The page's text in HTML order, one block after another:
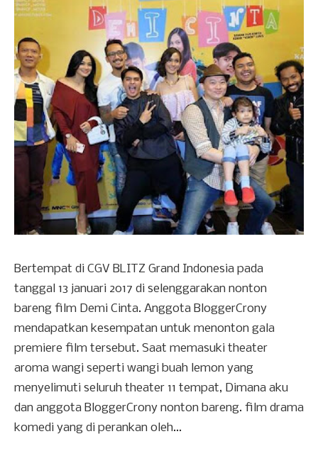
Bertempat di CGV BLITZ Grand Indonesia pada
tanggal 13 januari 2017 di selenggarakan nonton
bareng film Demi Cinta. Anggota BloggerCrony
mendapatkan kesempatan untuk menonton gala
premiere film tersebut. Saat memasuki theater
aroma wangi seperti wangi buah lemon yang
menyelimuti seluruh theater 11 tempat, Dimana aku
dan anggota BloggerCrony nonton bareng. film drama
komedi yang di perankan oleh...